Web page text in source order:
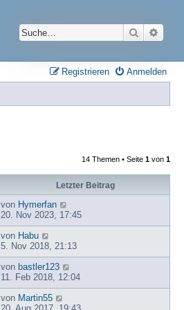
Suche
Anmelden
Registrieren
14 Themen • Seite 1 von 1
Letzter Beitrag
von Hymerfan
20. Nov 2023, 17:45
von Habu
5. Nov 2018, 21:13
von bastler123
11. Feb 2018, 12:04
von Martin55